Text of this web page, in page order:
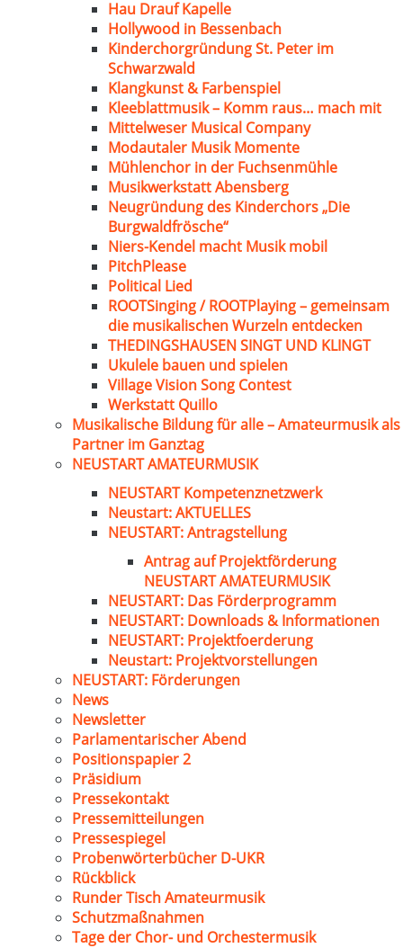
Hau Drauf Kapelle
Hollywood in Bessenbach
Kinderchorgründung St. Peter im
Schwarzwald
Klangkunst & Farbenspiel
Kleeblattmusik – Komm raus… mach mit
Mittelweser Musical Company
Modautaler Musik Momente
Mühlenchor in der Fuchsenmühle
Musikwerkstatt Abensberg
Neugründung des Kinderchors „Die
Burgwaldfrösche“
Niers-Kendel macht Musik mobil
PitchPlease
Political Lied
ROOTSinging / ROOTPlaying – gemeinsam
die musikalischen Wurzeln entdecken
THEDINGSHAUSEN SINGT UND KLINGT
Ukulele bauen und spielen
Village Vision Song Contest
Werkstatt Quillo
Musikalische Bildung für alle – Amateurmusik als
Partner im Ganztag
NEUSTART AMATEURMUSIK
NEUSTART Kompetenznetzwerk
Neustart: AKTUELLES
NEUSTART: Antragstellung
Antrag auf Projektförderung
NEUSTART AMATEURMUSIK
NEUSTART: Das Förderprogramm
NEUSTART: Downloads & Informationen
NEUSTART: Projektfoerderung
Neustart: Projektvorstellungen
NEUSTART: Förderungen
News
Newsletter
Parlamentarischer Abend
Positionspapier 2
Präsidium
Pressekontakt
Pressemitteilungen
Pressespiegel
Probenwörterbücher D-UKR
Rückblick
Runder Tisch Amateurmusik
Schutzmaßnahmen
Tage der Chor- und Orchestermusik